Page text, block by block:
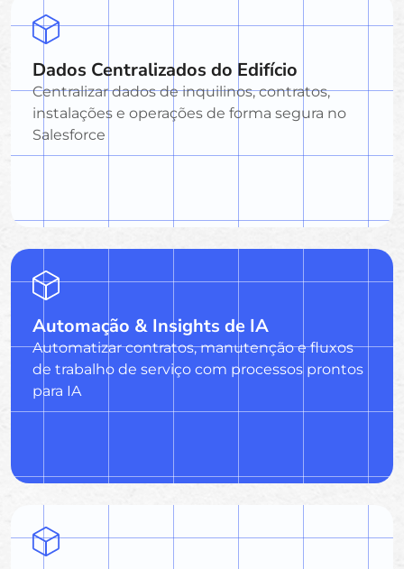
Dados Centralizados do Edifício
Centralizar dados de inquilinos, contratos,
instalações e operações de forma segura no
Salesforce
Automação & Insights de IA
Automatizar contratos, manutenção e fluxos
de trabalho de serviço com processos prontos
para IA